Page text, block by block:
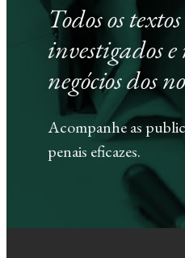
Todos os
investigados
negócios dos
Acompanhe as
penais eficazes.